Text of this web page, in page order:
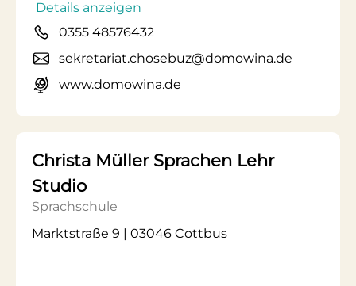
Details anzeigen
0355 48576432
sekretariat.chosebuz@domowina.de
www.domowina.de
Christa Müller Sprachen Lehr
Studio
Sprachschule
Marktstraße 9 | 03046 Cottbus